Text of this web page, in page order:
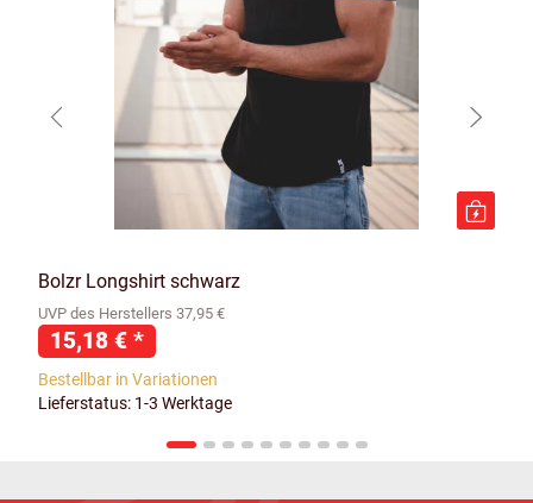
Bolzr Longshirt schwarz
UVP des Herstellers 37,95 €
15,18 € *
Bestellbar in Variationen
Lieferstatus: 1-3 Werktage